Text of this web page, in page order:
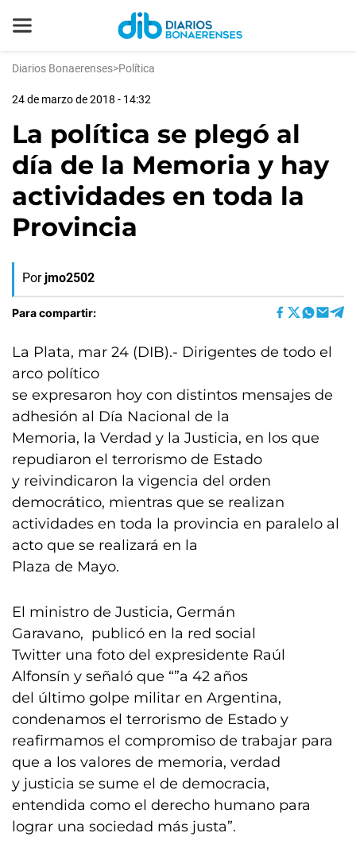
Diarios Bonaerenses>Política
24 de marzo de 2018 - 14:32
La política se plegó al
día de la Memoria y hay
actividades en toda la
Provincia
Por jmo2502
Para compartir:
La Plata, mar 24 (DIB).- Dirigentes de todo el
arco político
se expresaron hoy con distintos mensajes de
adhesión al Día Nacional de la
Memoria, la Verdad y la Justicia, en los que
repudiaron el terrorismo de Estado
y reivindicaron la vigencia del orden
democrático, mientras que se realizan
actividades en toda la provincia en paralelo al
acto que se realizará en la
Plaza de Mayo.
El ministro de Justicia, Germán
Garavano, publicó en la red social
Twitter una foto del expresidente Raúl
Alfonsín y señaló que “”a 42 años
del último golpe militar en Argentina,
condenamos el terrorismo de Estado y
reafirmamos el compromiso de trabajar para
que a los valores de memoria, verdad
y justicia se sume el de democracia,
entendida como el derecho humano para
lograr una sociedad más justa”.